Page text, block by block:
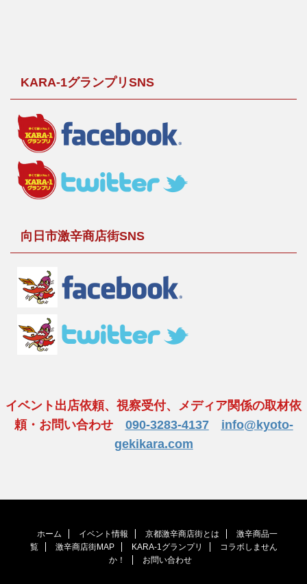
KARA-1グランプリSNS
向日市激辛商店街SNS
イベント出店依頼、視察受付、メディア関係の取材依
頼・お問い合わせ 090-3283-4137
info@kyoto-
gekikara.com
ホーム イベント情報 京都激辛商店街とは
激辛商品一
覧
激辛商店街MAP KARA-1グランプリ
コラボしません
か！
お問い合わせ